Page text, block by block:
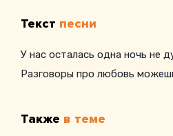
Текст песни
У нас осталась одна ночь не
Разговоры про любовь
Также в теме